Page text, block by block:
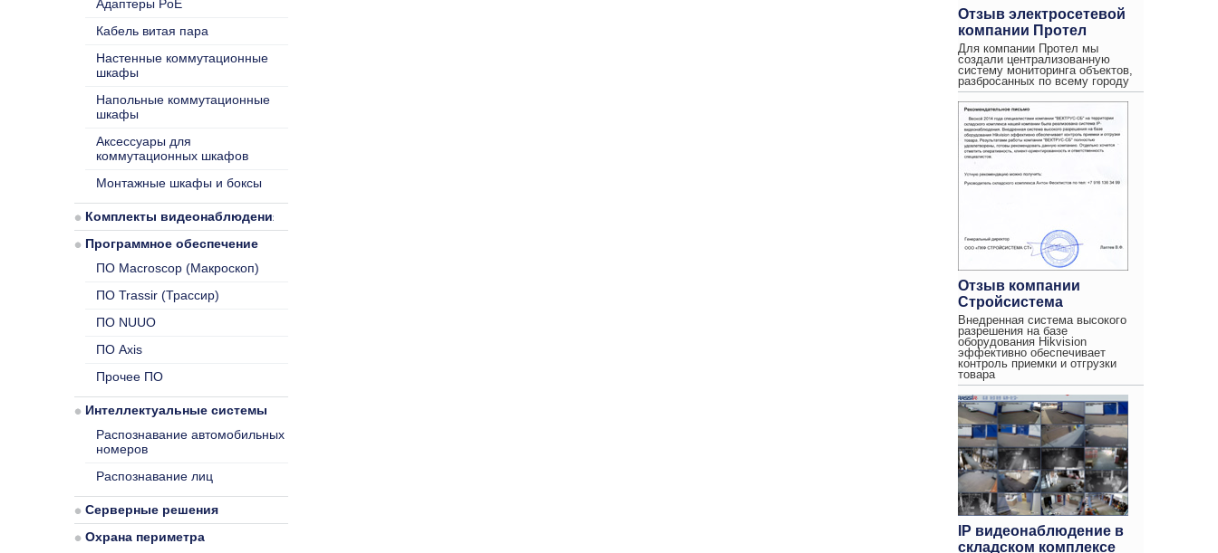
Адаптеры PoE
Кабель витая пара
Настенные коммутационные
шкафы
Напольные коммутационные
шкафы
Аксессуары для
коммутационных шкафов
Монтажные шкафы и боксы
Комплекты видеонаблюдения
Программное обеспечение
ПО Macroscop (Макроскоп)
ПО Trassir (Трассир)
ПО NUUO
ПО Axis
Прочее ПО
Интеллектуальные системы
Распознавание автомобильных
номеров
Распознавание лиц
Серверные решения
Охрана периметра
Отзыв электросетевой
компании Протел
Для компании Протел мы
создали централизованную
систему мониторинга объектов,
разбросанных по всему городу
Отзыв компании
Стройсистема
Внедренная система высокого
разрешения на базе
оборудования Hikvision
эффективно обеспечивает
контроль приемки и отгрузки
товара
IP видеонаблюдение в
складском комплексе